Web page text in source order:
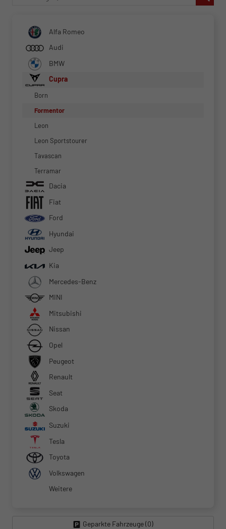
Alfa Romeo
Audi
BMW
Cupra
Born
Formentor
Leon
Leon Sportstourer
Tavascan
Terramar
Dacia
Fiat
Ford
Hyundai
Jeep
Kia
Mercedes-Benz
MINI
Mitsubishi
Nissan
Opel
Peugeot
Renault
Seat
Skoda
Suzuki
Tesla
Toyota
Volkswagen
Weitere
Geparkte Fahrzeuge (0)